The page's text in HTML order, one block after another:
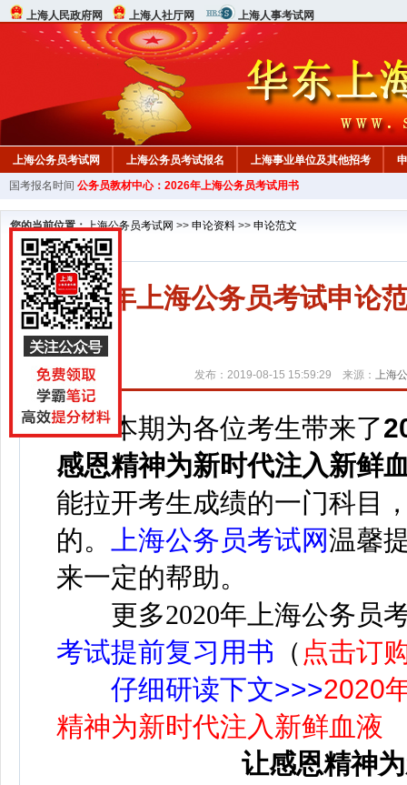
上海人民政府网 上海人社厅网 上海人事考试网
上海公务员考试网 上海公务员考试报名 上海事业单位及其他招考
国考报名时间 公务员教材中心：2026年上海公务员考试用书
您的当前位置：上海公务员考试网 >> 申论资料 >> 申论范文
2020年上海公务员考试申论
发布：2019-08-15 15:59:29 来源： 上海
本期为各位考生带来了
感恩精神为新时代注入新鲜
能拉开考生成绩的一门科目
的。
上海公务员考试网温馨
来一定的帮助。
更多2020年上海公务员
考试提前复习用书 （ 点击订
仔细研读下文>>>2020
精神为新时代注入新鲜血液
让感恩精神